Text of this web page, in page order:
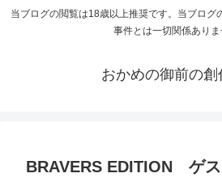
当ブログの閲覧は18歳以上推奨です。当ブログ
事件とは一切関係ありま
おかめの御前の創
BRAVERS EDITION ゲ